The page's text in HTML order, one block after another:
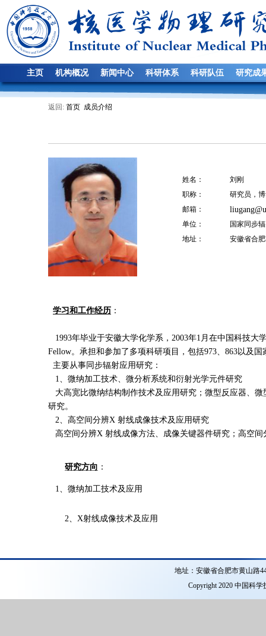
主页 机构概况 新闻中心 科研体系 科研队伍 研究成
返回: 首页 成员介绍
姓名：
刘刚
职称：
研究员，
邮箱：
单位：
国家同步
地址：
安徽省合
学习和工作经历 ：
1993年毕业于安徽大学化学系， 2003年1 月在中国科技大
Fellow。承担和参加了多项科研项目，包括973、 863以及国
主要从事同步辐射应用研究：
1、微纳加工技术、微分析系统和衍射光学元件研究
大高宽比微纳结构制作技术及应用研究；微型反应器、
研究。
2、高空间分辨X 射线成像技术及应用研究
高空间分辨X 射线成像方法、成像关键器件研究；高空间
研究方向 ：
1、微纳加工技术及应用
2、 X射线成像技术及应用
地址：安徽省合肥市黄山路
Copyright 2020 中国科